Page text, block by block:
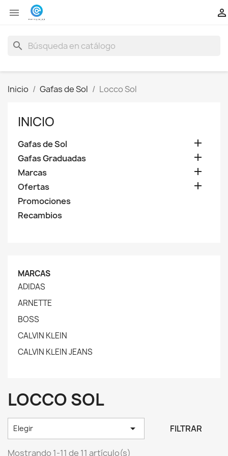
 
search
Inicio Gafas de Sol Locco Sol
INICIO
Gafas de Sol 
Gafas Graduadas 
Marcas 
Ofertas 
Promociones
Recambios
MARCAS
ADIDAS
ARNETTE
BOSS
CALVIN KLEIN
CALVIN KLEIN JEANS
LOCCO SOL
Elegir  FILTRAR
Mostrando 1-11 de 11 artículo(s)